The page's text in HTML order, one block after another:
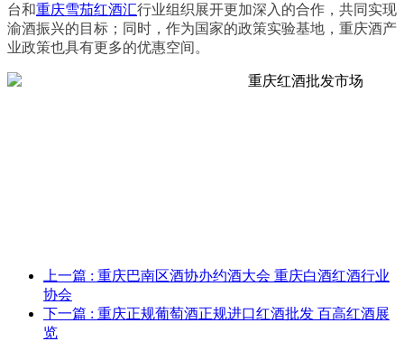
台和重庆雪茄红酒汇行业组织展开更加深入的合作，共同实现
渝酒振兴的目标；同时，作为国家的政策实验基地，重庆酒产
业政策也具有更多的优惠空间。
上一篇 : 重庆巴南区酒协办约酒大会 重庆白酒红酒行业
协会
下一篇 : 重庆正规葡萄酒正规进口红酒批发 百高红酒展
览